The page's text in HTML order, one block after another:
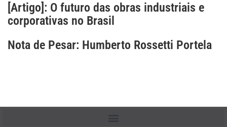
[Artigo]: O futuro das obras industriais e
corporativas no Brasil
Nota de Pesar: Humberto Rossetti Portela